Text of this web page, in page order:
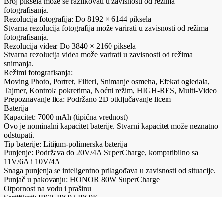
fotografisanja.
Rezolucija fotografija: Do 8192 × 6144 piksela
Stvarna rezolucija fotografija može varirati u zavisnosti od režima
fotografisanja.
Rezolucija videa: Do 3840 × 2160 piksela
Stvarna rezolucija videa može varirati u zavisnosti od režima
snimanja.
Režimi fotografisanja:
Moving Photo, Portret, Filteri, Snimanje osmeha, Efekat ogledala,
Tajmer, Kontrola pokretima, Noćni režim, HIGH-RES, Multi-Video
Prepoznavanje lica: Podržano 2D otključavanje licem
Baterija
Kapacitet: 7000 mAh (tipična vrednost)
Ovo je nominalni kapacitet baterije. Stvarni kapacitet može neznatno
odstupati.
Tip baterije: Litijum-polimerska baterija
Punjenje: Podržava do 20V/4A SuperCharge, kompatibilno sa
11V/6A i 10V/4A
Snaga punjenja se inteligentno prilagođava u zavisnosti od situacije.
Punjač u pakovanju: HONOR 80W SuperCharge
Otpornost na vodu i prašinu